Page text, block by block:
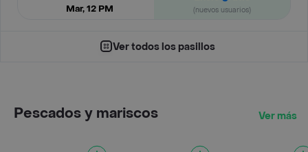
Mar, 12 PM (nuevos usuarios)
Ver todos los pasillos
Pescados y mariscos Ver más